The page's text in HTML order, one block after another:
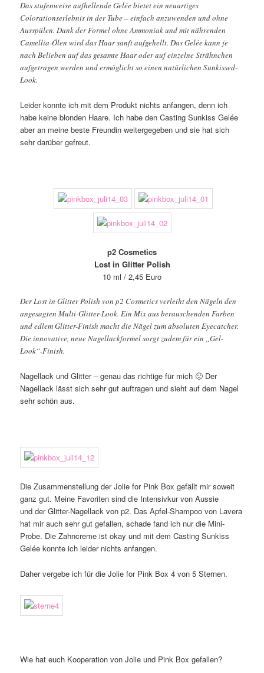
Das stufenweise aufhellende Gelée bietet ein neuartiges
Colorationserlebnis in der Tube – einfach anzuwenden und ohne
Ausspülen. Dank der Formel ohne Ammoniak und mit nährenden
Camellia-Ölen wird das Haar sanft aufgehellt. Das Gelée kann je
nach Belieben auf das gesamte Haar oder auf einzelne Strähnchen
aufgetragen werden und ermöglicht so einen natürlichen Sunkissed-
Look.
Leider konnte ich mit dem Produkt nichts anfangen, denn ich
habe keine blonden Haare. Ich habe den Casting Sunkiss Gelée
aber an meine beste Freundin weitergegeben und sie hat sich
sehr darüber gefreut.
p2 Cosmetics
Lost in Glitter Polish
10 ml / 2,45 Euro
Der Lost in Glitter Polish von p2 Cosmetics verleiht den Nägeln den
angesagten Multi-Glitter-Look. Ein Mix aus berauschenden Farben
und edlem Glitter-Finish macht die Nägel zum absoluten Eyecatcher.
Die innovative, neue Nagellackformel sorgt zudem für ein „Gel-
Look“-Finish.
Nagellack und Glitter – genau das richtige für mich 🙂 Der
Nagellack lässt sich sehr gut auftragen und sieht auf dem Nagel
sehr schön aus.
Die Zusammenstellung der Jolie for Pink Box gefällt mir soweit
ganz gut. Meine Favoriten sind die Intensivkur von Aussie
und der Glitter-Nagellack von p2. Das Apfel-Shampoo von Lavera
hat mir auch sehr gut gefallen, schade fand ich nur die Mini-
Probe. Die Zahncreme ist okay und mit dem Casting Sunkiss
Gelée konnte ich leider nichts anfangen.
Daher vergebe ich für die Jolie for Pink Box 4 von 5 Sternen.
Wie hat euch Kooperation von Jolie und Pink Box gefallen?